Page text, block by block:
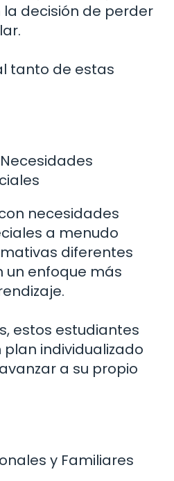
la decisión de perder
tanto de estas
necesidades
a menudo
diferentes
un enfoque más
estos estudiantes
individualizado
a su propio
y Familiares